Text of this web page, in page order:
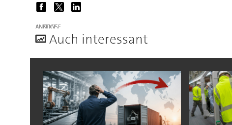
ANZEIGE
Auch interessant